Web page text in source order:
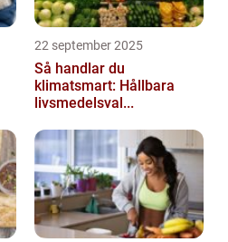
22 september 2025
Så handlar du
klimatsmart: Hållbara
livsmedelsval...